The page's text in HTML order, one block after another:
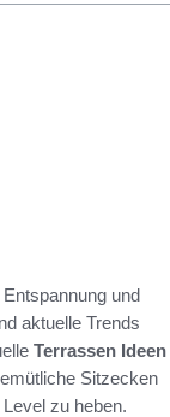
und
aktuelle Trends
Terrassen Ideen
Sitzecken
zu heben.